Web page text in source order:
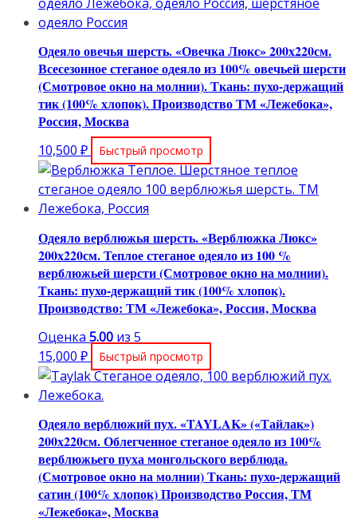
Одеяло овечья шерсть. «Овечка Люкс» 200х220см.
Всесезонное стеганое одеяло из 100% овечьей шерсти
(Смотровое окно на молнии). Ткань: пухо-держащий
тик (100% хлопок). Производство ТМ «Лежебока»,
Россия, Москва
10,500 ₽ Быстрый просмотр
Одеяло верблюжья шерсть. «Верблюжка Люкс»
200х220см. Теплое стеганое одеяло из 100 %
верблюжьей шерсти (Смотровое окно на молнии).
Ткань: пухо-держащий тик (100% хлопок).
Производство: ТМ «Лежебока», Россия, Москва
Оценка 5.00 из 5
15,000 ₽ Быстрый просмотр
Одеяло верблюжий пух. «TAYLAK» («Тайлак»)
200х220см. Облегченное стеганое одеяло из 100%
верблюжьего пуха монгольского верблюда.
(Смотровое окно на молнии) Ткань: пухо-держащий
сатин (100% хлопок) Производство Россия, ТМ
«Лежебока», Москва